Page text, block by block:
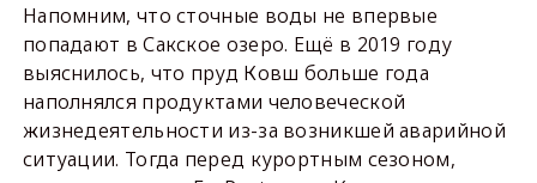
Напомним, что сточные воды не впервые
попадают в Сакское озеро. Ещё в 2019 году
выяснилось, что пруд Ковш больше года
наполнялся продуктами человеческой
жизнедеятельности из-за возникшей аварийной
ситуации. Тогда перед курортным сезоном,